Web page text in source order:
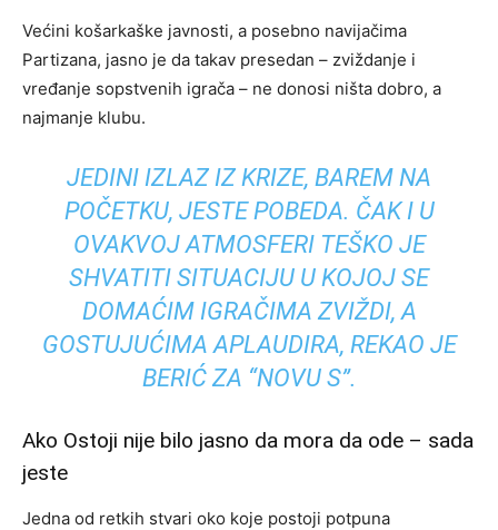
Većini košarkaške javnosti, a posebno navijačima
Partizana, jasno je da takav presedan – zviždanje i
vređanje sopstvenih igrača – ne donosi ništa dobro, a
najmanje klubu.
JEDINI IZLAZ IZ KRIZE, BAREM NA
POČETKU, JESTE POBEDA. ČAK I U
OVAKVOJ ATMOSFERI TEŠKO JE
SHVATITI SITUACIJU U KOJOJ SE
DOMAĆIM IGRAČIMA ZVIŽDI, A
GOSTUJUĆIMA APLAUDIRA, REKAO JE
BERIĆ ZA “NOVU S”.
Ako Ostoji nije bilo jasno da mora da ode – sada
jeste
Jedna od retkih stvari oko koje postoji potpuna